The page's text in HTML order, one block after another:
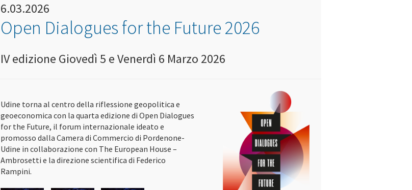
6.03.2026
Open Dialogues for the Future 2026
IV edizione Giovedì 5 e Venerdì 6 Marzo 2026
Udine torna al centro della riflessione geopolitica e
geoeconomica con la quarta edizione diOpen Dialogues
for the Future, il forum internazionale ideato e
promosso dallaCamera di Commercio di Pordenone-
Udine in collaborazione con The European House –
Ambrosetti e la direzione scientifica di Federico
Rampini.